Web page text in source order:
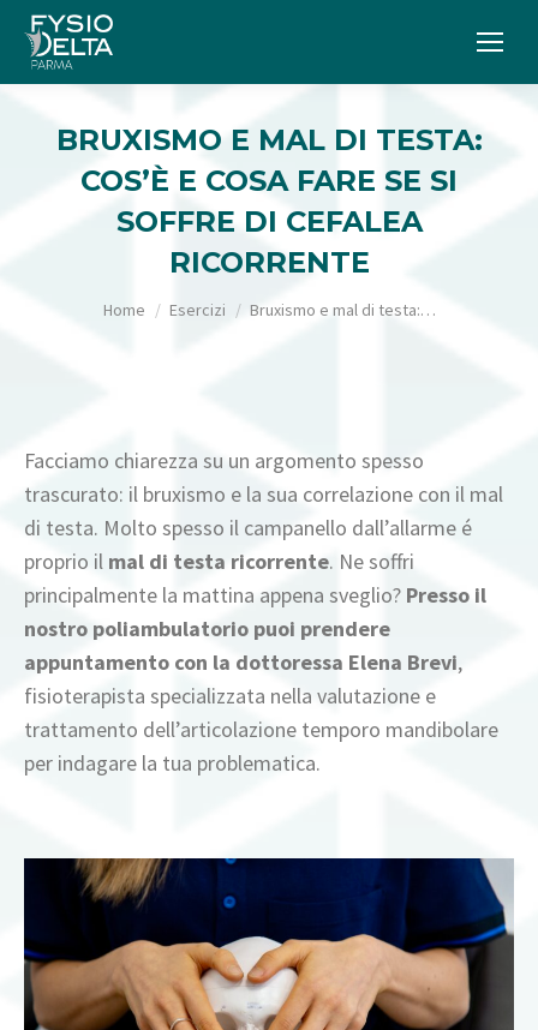
BRUXISMO E MAL DI TESTA:
COS’È E COSA FARE SE SI
SOFFRE DI CEFALEA
RICORRENTE
Tu sei qui:
Home Esercizi Bruxismo e mal di testa:…
Facciamo chiarezza su un argomento spesso
trascurato: il bruxismo e la sua correlazione con il mal
di testa. Molto spesso il campanello dall’allarme é
proprio il mal di testa ricorrente. Ne soffri
principalmente la mattina appena sveglio? Presso il
nostro poliambulatorio puoi prendere
appuntamento con la dottoressa Elena Brevi,
fisioterapista specializzata nella valutazione e
trattamento dell’articolazione temporo mandibolare
per indagare la tua problematica.